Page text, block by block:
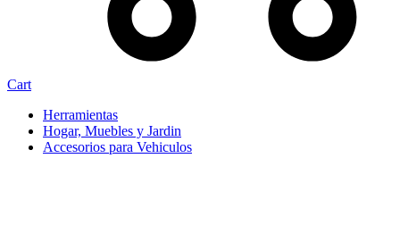
Cart
Herramientas
Hogar, Muebles y Jardin
Accesorios para Vehiculos